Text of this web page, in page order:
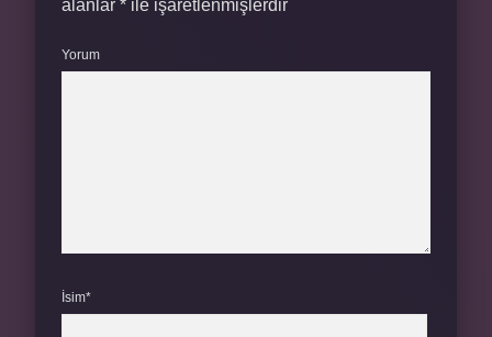
alanlar * ile işaretlenmişlerdir
Yorum
İsim*